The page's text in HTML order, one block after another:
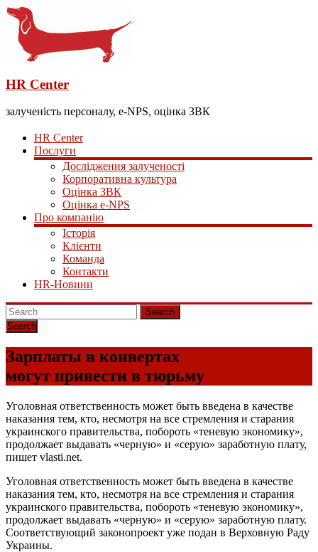
HR Center
залученість персоналу, e-NPS, оцінка ЗВК
HR Center
Послуги
Дослідження залученості
Корпоративна культура
Оцінка ЗВК
Оцінка e-NPS
Про компанію
Історія
Клієнти
Команда
Контакти
HR-Новини
Search
Зарплаты в конвертах
могут привести в тюрьму
Уголовная ответственность может быть введена в качестве
наказания тем, кто, несмотря на все стремления и старания
украинского правительства, побороть «теневую экономику»,
продолжает выдавать «черную» и «серую» заработную плату,
пишет vlasti.net.
Уголовная ответственность может быть введена в качестве
наказания тем, кто, несмотря на все стремления и старания
украинского правительства, побороть «теневую экономику»,
продолжает выдавать «черную» и «серую» заработную плату.
Соответствующий законопроект уже подан в Верховную Раду
Украины.